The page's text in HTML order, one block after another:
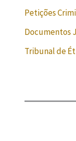
Petições
Documentos
Tribunal de